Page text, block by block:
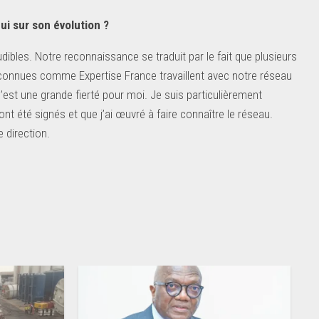
sur son évolution ?
Notre reconnaissance se traduit par le fait que plusieurs
comme Expertise France travaillent avec notre réseau
une grande fierté pour moi. Je suis particulièrement
été signés et que j’ai œuvré à faire connaître le réseau.
direction.